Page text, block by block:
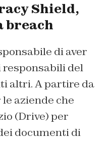
Shield,
breach
di aver
responsabili del
altri. A partire da
aziende che
(Drive) per
documenti di